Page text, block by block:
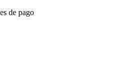
de pago